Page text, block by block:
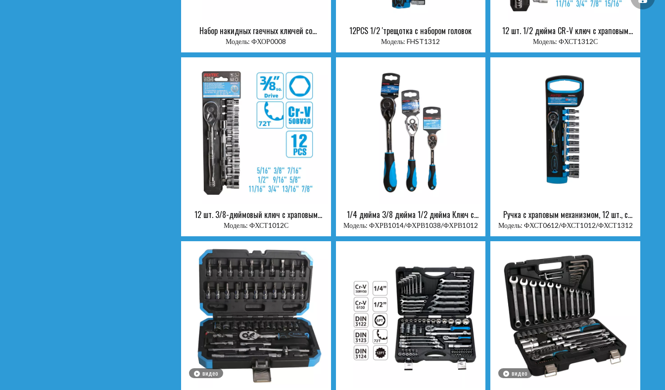
Набор накидных гаечных ключей со
смещением, 8 шт.
Модель: ФХОР0008
12PCS 1/2 'трещотка с набором головок
Модель: FHST1312
12 шт. 1/2 дюйма CR-V ключ с храповым
механизмом
Модель: ФХСТ1312С
12 шт. 3/8-дюймовый ключ с храповым
механизмом CR-V
Модель: ФХСТ1012С
1/4 дюйма 3/8 дюйма 1/2 дюйма Ключ с
храповым механизмом
Модель: ФХРВ1014/ФХРВ1038/ФХРВ1012
Ручка с храповым механизмом, 12 шт., с
набором насадок
Модель: ФХСТ0612/ФХСТ1012/ФХСТ1312
видео видео